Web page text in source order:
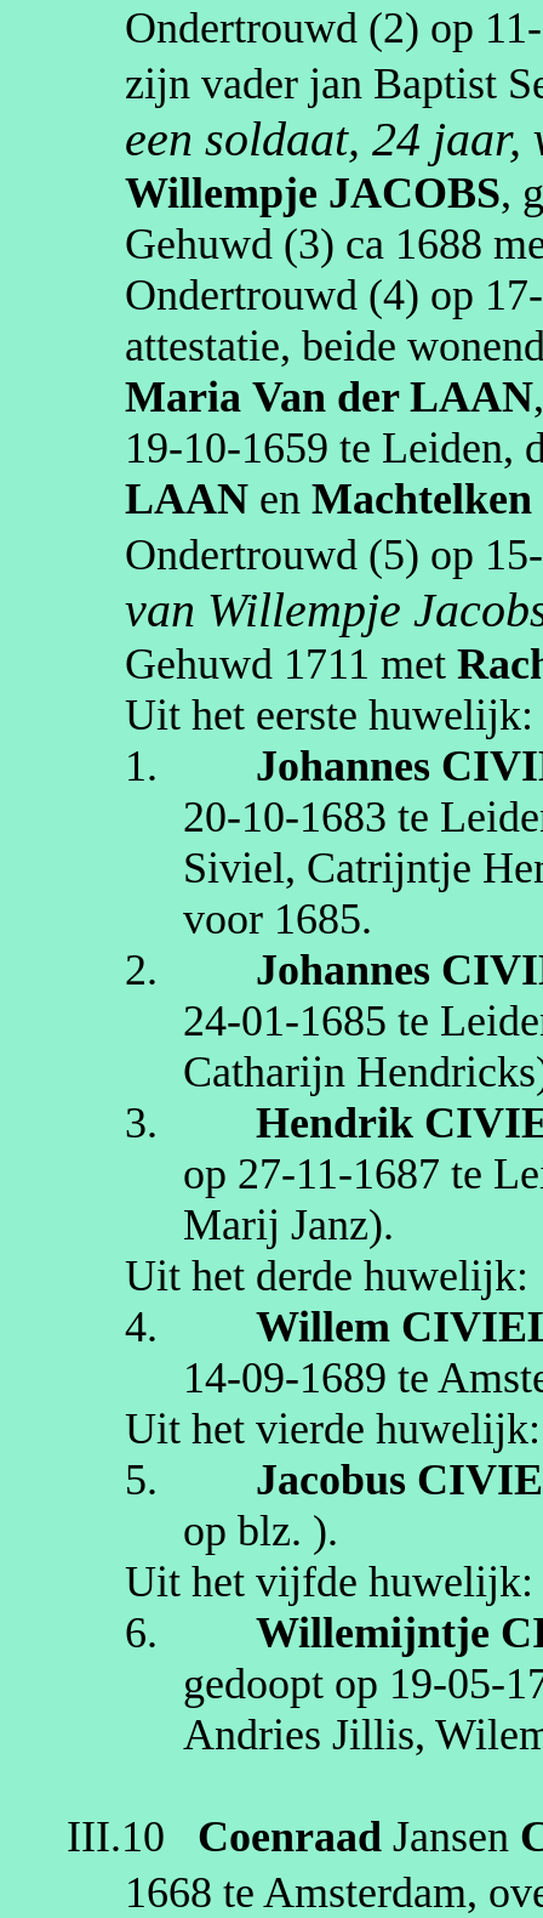
Ondertrouwd (2) op
zijn vader jan Baptist
een soldaat, 24 jaar,
Willempje JACOBS,
Gehuwd (3) ca 1688
Ondertrouwd (4) op
attestatie, beide
Maria Van der LAAN
19‑10‑1659 te Leiden,
LAAN enMachtelken
Ondertrouwd (5) op
van Willempje
Gehuwd 1711 met
Uit het eerste huwelijk:
1.
Johannes
20‑10‑1683 te
Siviel, Catrijntje
voor 1685.
2.
Johannes
24‑01‑1685 te
Catharijn
3.
Hendrik
op 27‑11‑1687 te
Marij Janz).
Uit het derde huwelijk:
4.
Willem
14‑09‑1689 te
Uit het vierde huwelijk:
5.
Jacobus
op blz. ).
Uit het vijfde huwelijk:
6.
Willemijntje
gedoopt op
AndriesJillis,
III.10 Coenraad Jansen
1668 te Amsterdam,